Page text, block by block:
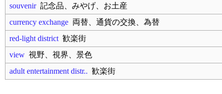
souvenir記念品、みやげ、お土産
currency exchange 両替、通貨の交換、為替
red-light district 歓楽街
view 視野、視界、景色
adult entertainment distr.. 歓楽街